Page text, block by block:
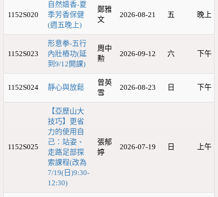
1152S020
自然嬉香-夏
季芳香保健
(週五晚上)
鄭雅
文
2026-08-21 五 晚上
1152S023
形意拳-五行
內壯樁功(延
到9/12開課)
周中
勲
2026-09-12 六 下午
1152S024 靜心與放鬆
曾英
雪
2026-08-23 日 下午
1152S025
【亞歷山大
技巧】更省
力的使用自
己：站姿、
走路足部探
索課程(改為
7/19(日)9:30-
12:30)
張郁
婷
2026-07-19 日 上午